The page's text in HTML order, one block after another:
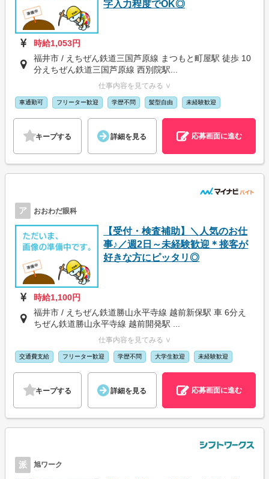
字入力程度でOK◎
時給1,053円
福井市 / えちぜん鉄道三国芦原線 まつもと町屋駅 徒歩 10
分えちぜん鉄道三国芦原線 西別院駅...
仕事内容を見てみる ∨
車通勤可 フリーター歓迎 学歴不問 髪型自由 未経験歓迎
キープする 詳細を見る 応募画面に進む
ア おおわだ眼科
【受付・検査補助】＼人気のお仕
事♪／週2日～未経験歓迎＊接客が
好きな方にピッタリ◎
時給1,100円
福井市 / えちぜん鉄道勝山永平寺線 越前新保駅 車 6分え
ちぜん鉄道勝山永平寺線 越前開発駅 ...
仕事内容を見てみる ∨
交通費支給 フリーター歓迎 学歴不問 大学生歓迎 未経験歓迎
キープする 詳細を見る 応募画面に進む
派 旭ワーク